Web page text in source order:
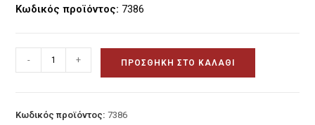
Κωδικός προϊόντος: 7386
Μπουφές
καθιστικού
- + ΠΡΟΣΘΉΚΗ ΣΤΟ ΚΑΛΆΘΙ
Κωδικός προϊόντος:7386